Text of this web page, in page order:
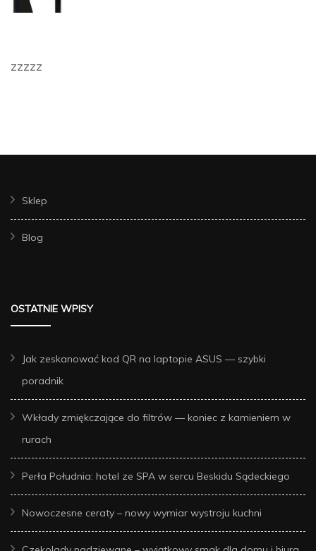
zzzzz
Sklep
Blog
OSTATNIE WPISY
Jak zeskanować kod QR na laptopie ASUS — szybki
poradnik
Wkłady zmiękczające do filtrów — koniec z kamieniem w
rurach
Perła Południa: hotel ze SPA w sercu Beskidu Sądeckiego
Nowoczesne ceraty – nowy wymiar wystroju kuchni